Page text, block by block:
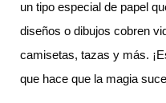
un tipo especial de papel
diseños o dibujos cobren
camisetas, tazas y más.
que hace que la magia